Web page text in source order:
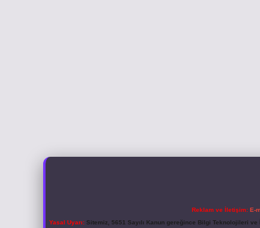
Reklam ve İletişim: E-
Yasal Uyarı:Sitemiz, 5651 Sayılı Kanun gereğince Bilgi Teknolojileri